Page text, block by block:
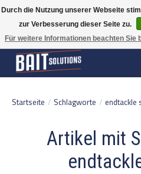
Gratis verzending vanaf 50 euro binnen NL |
verzonden | België vanaf 70 euro gratis
Startseite / Schlagworte / endtackle
Artikel mit
Durch die Nutzung unserer Webseite
zur Verbesserung dieser Seite zu.
Für weitere Informationen beachten